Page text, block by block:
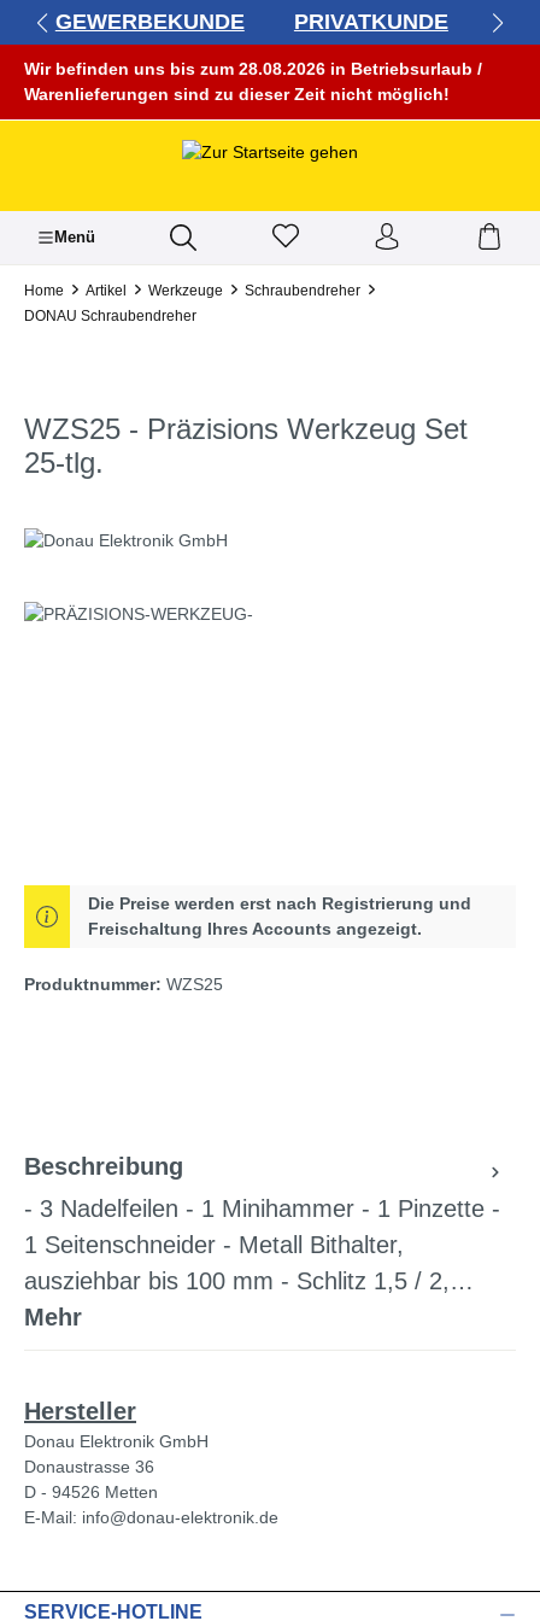
springen
GEWERBEKUNDE PRIVATKUNDE
Wir befinden uns bis zum 28.08.2026 in Betriebsurlaub /
Warenlieferungen sind zu dieser Zeit nicht möglich!
Menü
Home Artikel Werkzeuge
Schraubendreher
DONAU Schraubendreher
WZS25 - Präzisions Werkzeug Set
25-tlg.
Bildergalerie überspringen
Die Preise werden erst nach Registrierung und
Freischaltung Ihres Accounts angezeigt.
Produktnummer: WZS25
Beschreibung
- 3 Nadelfeilen - 1 Minihammer - 1 Pinzette -
1 Seitenschneider - Metall Bithalter,
ausziehbar bis 100 mm - Schlitz 1,5 / 2,…
Mehr
Hersteller
Donau Elektronik GmbH
Donaustrasse 36
D - 94526 Metten
E-Mail: info@donau-elektronik.de
SERVICE-HOTLINE